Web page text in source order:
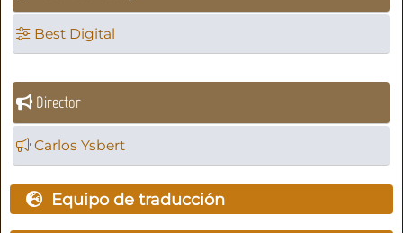
Best Digital
Director
Carlos Ysbert
Equipo de traducción